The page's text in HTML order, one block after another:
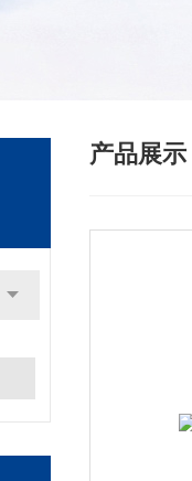
产品展示